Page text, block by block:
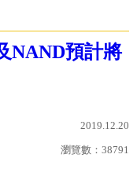
NAND預計將
2019.12.20
瀏覽數： 38791